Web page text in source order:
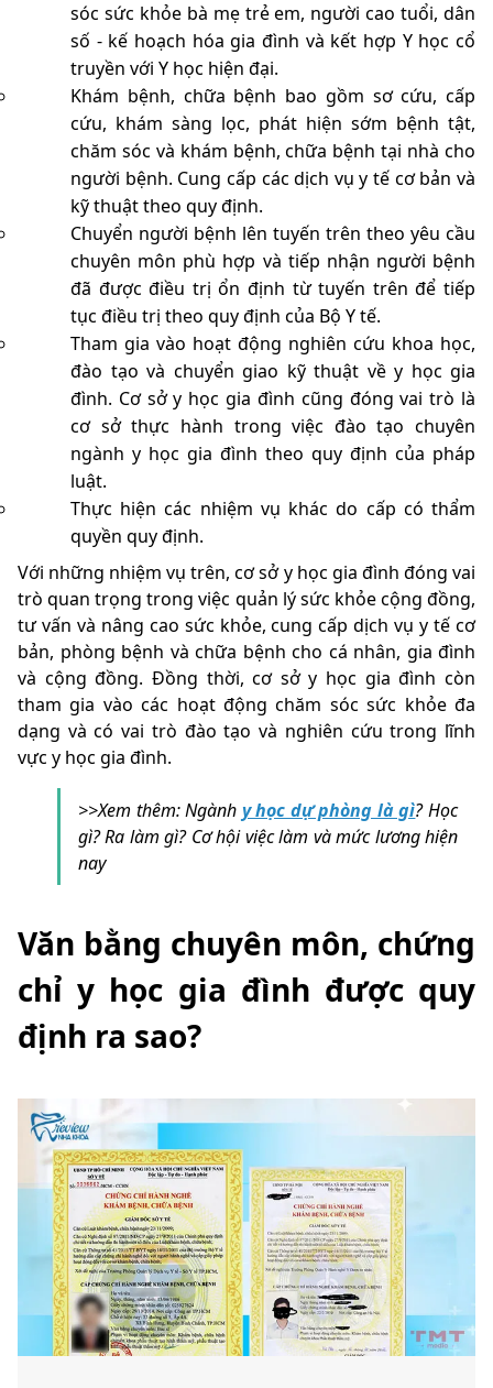
sóc sức khỏe bà mẹ trẻ em, người cao tuổi, dân
số - kế hoạch hóa gia đình và kết hợp Y học cổ
truyền với Y học hiện đại.
Khám bệnh, chữa bệnh bao gồm sơ cứu, cấp
cứu, khám sàng lọc, phát hiện sớm bệnh tật,
chăm sóc và khám bệnh, chữa bệnh tại nhà cho
người bệnh. Cung cấp các dịch vụ y tế cơ bản và
kỹ thuật theo quy định.
Chuyển người bệnh lên tuyến trên theo yêu cầu
chuyên môn phù hợp và tiếp nhận người bệnh
đã được điều trị ổn định từ tuyến trên để tiếp
tục điều trị theo quy định của Bộ Y tế.
Tham gia vào hoạt động nghiên cứu khoa học,
đào tạo và chuyển giao kỹ thuật về y học gia
đình. Cơ sở y học gia đình cũng đóng vai trò là
cơ sở thực hành trong việc đào tạo chuyên
ngành y học gia đình theo quy định của pháp
luật.
Thực hiện các nhiệm vụ khác do cấp có thẩm
quyền quy định.
Với những nhiệm vụ trên, cơ sở y học gia đình đóng vai
trò quan trọng trong việc quản lý sức khỏe cộng đồng,
tư vấn và nâng cao sức khỏe, cung cấp dịch vụ y tế cơ
bản, phòng bệnh và chữa bệnh cho cá nhân, gia đình
và cộng đồng. Đồng thời, cơ sở y học gia đình còn
tham gia vào các hoạt động chăm sóc sức khỏe đa
dạng và có vai trò đào tạo và nghiên cứu trong lĩnh
vực y học gia đình.
>>Xem thêm: Ngành y học dự phòng là gì? Học
gì? Ra làm gì? Cơ hội việc làm và mức lương hiện
nay
Văn bằng chuyên môn, chứng
chỉ y học gia đình được quy
định ra sao?